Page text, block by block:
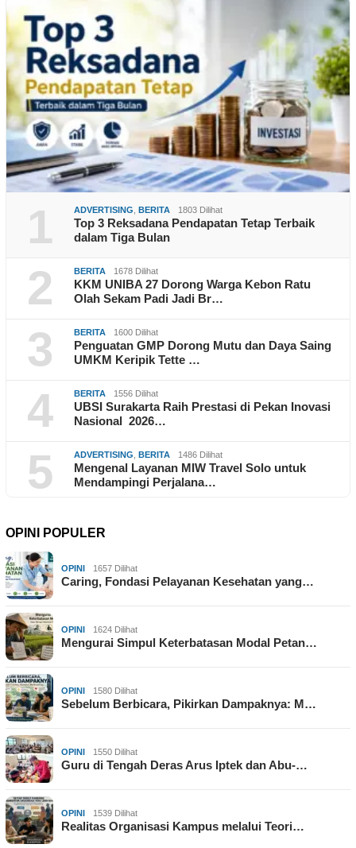
1 ADVERTISING BERITA 1803 Dilihat
Top 3 Reksadana Pendapatan Tetap Terbaik
dalam Tiga Bulan
2 BERITA 1678 Dilihat
KKM UNIBA 27 Dorong Warga Kebon Ratu
Olah Sekam Padi Jadi Br…
3 BERITA 1600 Dilihat
Penguatan GMP Dorong Mutu dan Daya Saing
UMKM Keripik Tette …
4 BERITA 1556 Dilihat
UBSI Surakarta Raih Prestasi di Pekan Inovasi
Nasional 2026…
5 ADVERTISING BERITA 1486 Dilihat
Mengenal Layanan MIW Travel Solo untuk
Mendampingi Perjalana…
OPINI POPULER
OPINI 1657 Dilihat
Caring, Fondasi Pelayanan Kesehatan yang…
OPINI 1624 Dilihat
Mengurai Simpul Keterbatasan Modal Petan…
OPINI 1580 Dilihat
Sebelum Berbicara, Pikirkan Dampaknya: M…
OPINI 1550 Dilihat
Guru di Tengah Deras Arus Iptek dan Abu-…
OPINI 1539 Dilihat
Realitas Organisasi Kampus melalui Teori…